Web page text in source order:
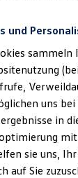
Class
Gewinn
und
uns
in
mit
sie uns,
auf Sie